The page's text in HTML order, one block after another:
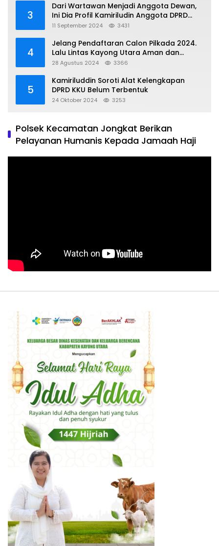
3
Dari Wartawan Menjadi Anggota Dewan,
Ini Dia Profil Kamiriludin Anggota DPRD
Dapil 1 KKU
11 September 2024 3431
4
Jelang Pendaftaran Calon Pilkada 2024.
Lalu Lintas Kayong Utara Aman dan
Kondusif
28 Agustus 2024 3366
5
Kamiriluddin Soroti Alat Kelengkapan
DPRD KKU Belum Terbentuk
24 Oktober 2024 3253
Polsek Kecamatan Jongkat Berikan
Pelayanan Humanis Kepada Jamaah Haji